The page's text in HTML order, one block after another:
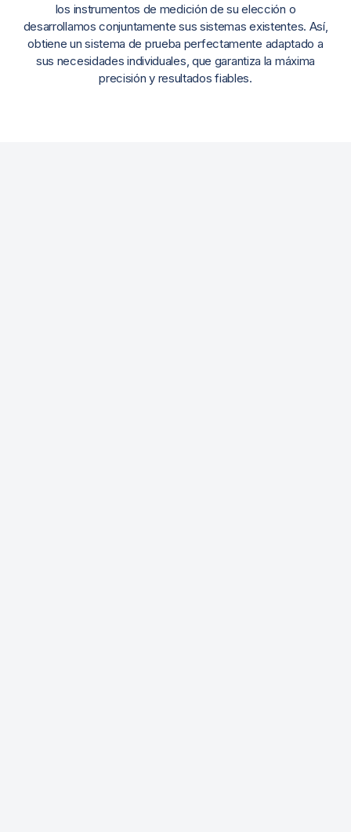
los instrumentos de medición de su elección o
desarrollamos conjuntamente sus sistemas existentes. Así,
obtiene un sistema de prueba perfectamente adaptado a
sus necesidades individuales, que garantiza la máxima
precisión y resultados fiables.